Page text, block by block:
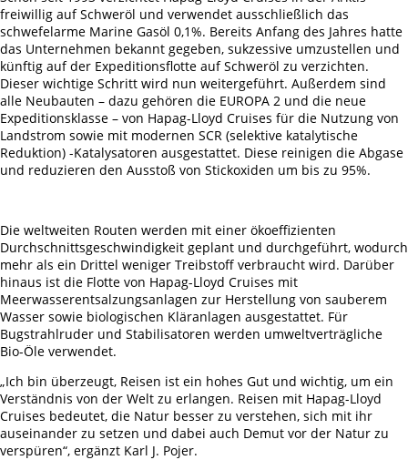
freiwillig auf Schweröl und verwendet ausschließlich das
schwefelarme Marine Gasöl 0,1%. Bereits Anfang des Jahres hatte
das Unternehmen bekannt gegeben, sukzessive umzustellen und
künftig auf der Expeditionsflotte auf Schweröl zu verzichten.
Dieser wichtige Schritt wird nun weitergeführt. Außerdem sind
alle Neubauten – dazu gehören die EUROPA 2 und die neue
Expeditionsklasse – von Hapag-Lloyd Cruises für die Nutzung von
Landstrom sowie mit modernen SCR (selektive katalytische
Reduktion) -Katalysatoren ausgestattet. Diese reinigen die Abgase
und reduzieren den Ausstoß von Stickoxiden um bis zu 95%.
Die weltweiten Routen werden mit einer ökoeffizienten
Durchschnittsgeschwindigkeit geplant und durchgeführt, wodurch
mehr als ein Drittel weniger Treibstoff verbraucht wird. Darüber
hinaus ist die Flotte von Hapag-Lloyd Cruises mit
Meerwasserentsalzungsanlagen zur Herstellung von sauberem
Wasser sowie biologischen Kläranlagen ausgestattet. Für
Bugstrahlruder und Stabilisatoren werden umweltverträgliche
Bio-Öle verwendet.
„Ich bin überzeugt, Reisen ist ein hohes Gut und wichtig, um ein
Verständnis von der Welt zu erlangen. Reisen mit Hapag-Lloyd
Cruises bedeutet, die Natur besser zu verstehen, sich mit ihr
auseinander zu setzen und dabei auch Demut vor der Natur zu
verspüren“, ergänzt Karl J. Pojer.